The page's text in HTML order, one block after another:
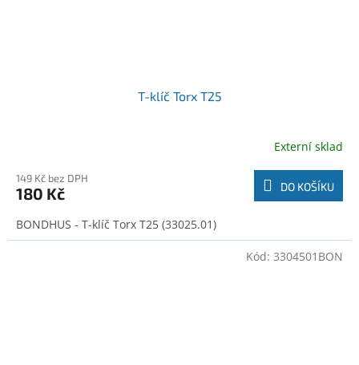
T-klíč Torx T25
Externí sklad
149 Kč bez DPH
180 Kč DO KOŠÍKU
BONDHUS - T-klíč Torx T25 (33025.01)
Kód: 3304501BON